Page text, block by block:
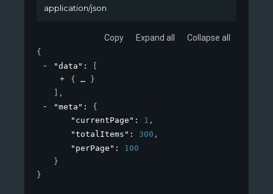
application/json
Copy Expand all Collapse all
{
"data" :
[
{
}
] ,
"meta" : {
"currentPage" : 1 ,
"totalItems" : 300 ,
"perPage" : 100
}
}